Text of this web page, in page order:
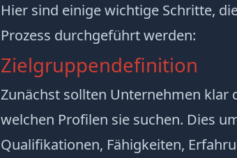
Hier sind einige wichtige Schritte,
Prozess durchgeführt werden:
Zielgruppendefinition
Zunächst sollten Unternehmen klar
welchen Profilen sie suchen. Dies
Qualifikationen, Fähigkeiten,